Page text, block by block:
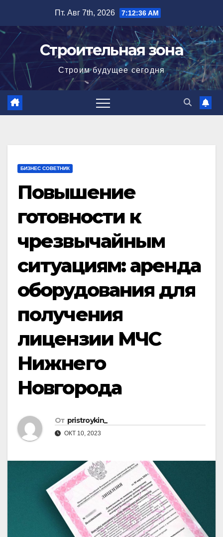
содержимому
Пт. Авг 7th, 2026 7:12:37 AM
Строительная зона
Строим будущее сегодня
БИЗНЕС СОВЕТНИК
Повышение
готовности к
чрезвычайным
ситуациям: аренда
оборудования для
получения
лицензии МЧС
Нижнего
Новгорода
От pristroykin_
ОКТ 10, 2023